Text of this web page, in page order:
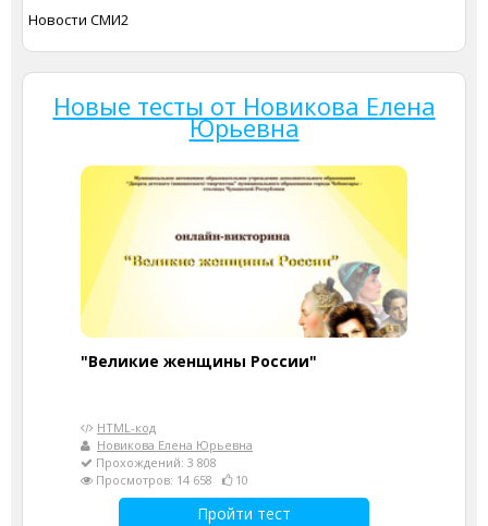
Новости СМИ2
Новые тесты от Новикова Елена
Юрьевна
"Великие женщины России"
HTML-код
Новикова Елена Юрьевна
Прохождений: 3 808
Просмотров: 14 658
10
Пройти тест